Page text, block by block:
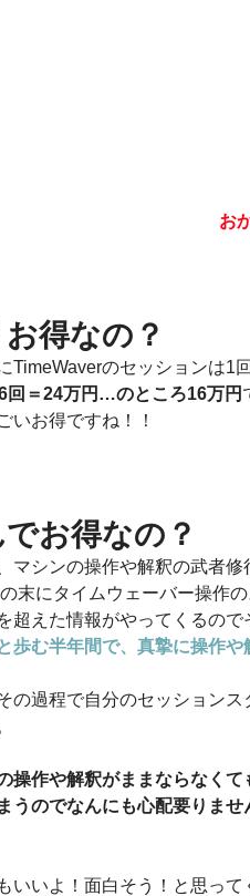
お
得なの？
TimeWaverのセッションは1
回＝24万円…のところ16万円
いお得ですね！！
お得なの？
マシンの操作や解釈の武者修
末にタイムウェーバー操作
超えた情報がやってくるので
歩む半年間で、真摯に操作や
の過程で自分のセッション
操作や解釈がままならなく
うのでなんにも心配要りま
いいよ！面白そう！と思っ